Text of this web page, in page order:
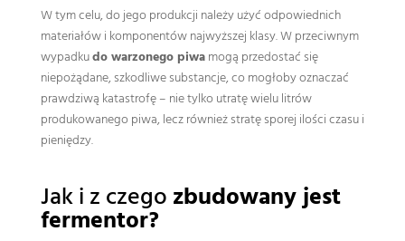
W tym celu, do jego produkcji należy użyć odpowiednich
materiałów i komponentów najwyższej klasy. W przeciwnym
wypadkudo warzonego piwamogą przedostać się
niepożądane, szkodliwe substancje, co mogłoby oznaczać
prawdziwą katastrofę – nie tylko utratę wielu litrów
produkowanego piwa, lecz również stratę sporej ilości czasu i
pieniędzy.
Jak i z czegozbudowany jest
fermentor?